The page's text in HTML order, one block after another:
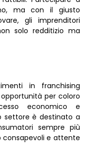
ma con il giusto
gli imprenditori
solo redditizio ma
in franchising
per coloro
economico e
settore è destinato a
sempre più
consapevoli e attente